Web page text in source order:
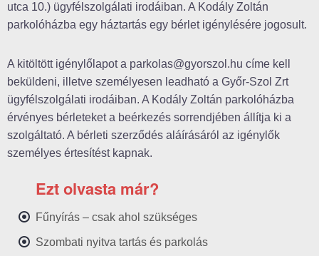
utca 10.) ügyfélszolgálati irodáiban. A Kodály Zoltán
parkolóházba egy háztartás egy bérlet igénylésére jogosult.
A kitöltött igénylőlapot a parkolas@gyorszol.hu címe kell
beküldeni, illetve személyesen leadható a Győr-Szol Zrt
ügyfélszolgálati irodáiban. A Kodály Zoltán parkolóházba
érvényes bérleteket a beérkezés sorrendjében állítja ki a
szolgáltató. A bérleti szerződés aláírásáról az igénylők
személyes értesítést kapnak.
Ezt olvasta már?
Fűnyírás – csak ahol szükséges
Szombati nyitva tartás és parkolás